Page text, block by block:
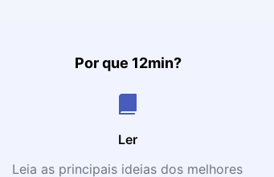
Por que 12min?
Ler
Leia as principais ideias dos melhores